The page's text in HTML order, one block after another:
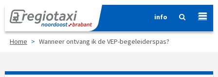
info
Home > Wanneer ontvang ik de VEP-begeleiderspas?